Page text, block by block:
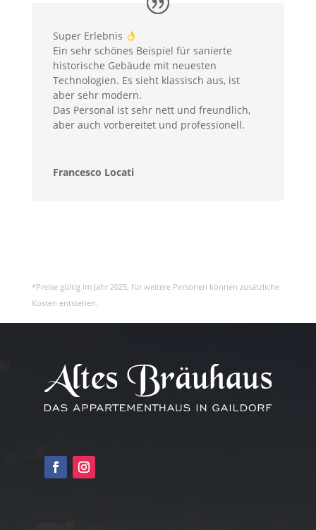
Super Erlebnis
Ein sehr schönes Beispiel für sanierte
historische Gebäude mit neuesten
Technologien. Es sieht klassisch aus, ist
aber sehr modern.
Das Personal ist sehr nett und freundlich,
aber auch vorbereitet und professionell.
Francesco Locati
*Preise gültig im Jahr 2025, für weitere Personen können zusätzliche
Kosten entstehen.